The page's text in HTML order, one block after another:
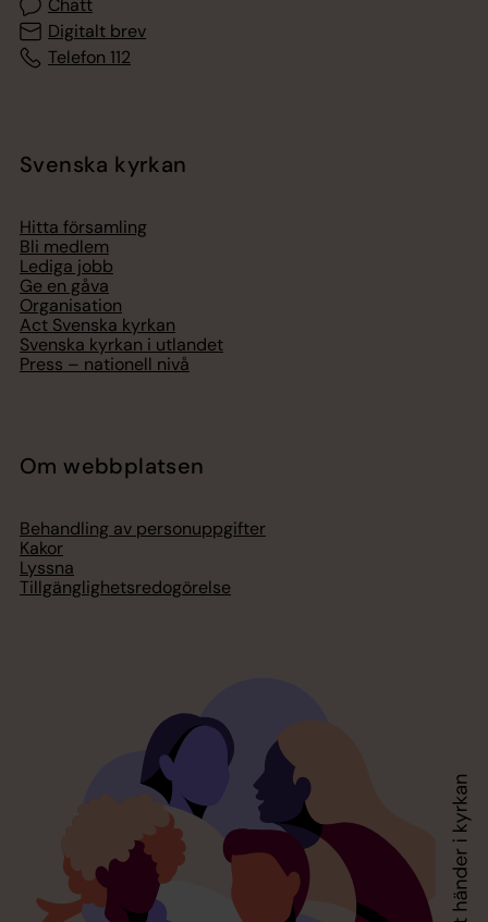
Digitalt brev
Telefon 112
Svenska kyrkan
Hitta församling
Bli medlem
Lediga jobb
Ge en gåva
Organisation
Act Svenska kyrkan
Svenska kyrkan i utlandet
Press – nationell nivå
Om webbplatsen
Behandling av personuppgifter
Kakor
Lyssna
Tillgänglighetsredogörelse